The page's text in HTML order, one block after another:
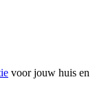
voor jouw huis en